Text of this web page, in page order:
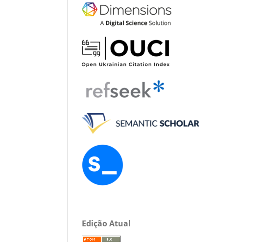
Edição Atual